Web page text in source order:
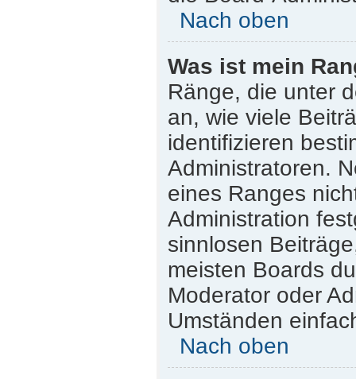
Nach oben
Was ist mein
Ränge, die unter
an, wie viele
identifizieren
Administratoren.
eines Ranges
Administration
sinnlosen
meisten Boards
Moderator oder
Umständen
Nach oben